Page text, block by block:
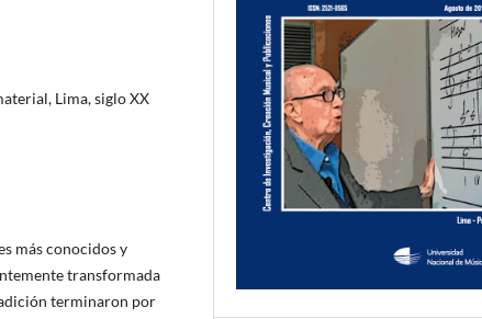
Lima, siglo XX
más conocidos y
transformada
terminaron por